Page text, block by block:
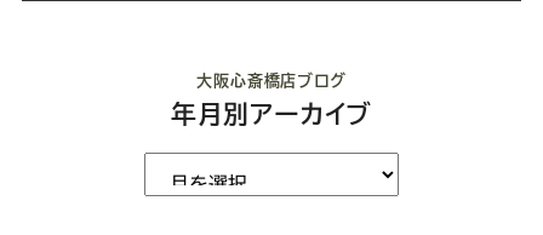
大阪心斎橋店ブログ
年月別アーカイブ